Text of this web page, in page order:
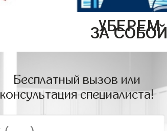
УБЕРЕМ
ЗА СОБОЙ
Бесплатный вызов или
консультация специалиста!